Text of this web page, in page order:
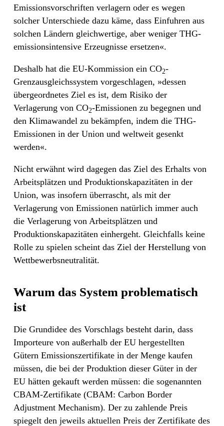
Emissionsvorschriften verlagern oder es wegen
solcher Unterschiede dazu käme, dass Einfuhren aus
solchen Ländern gleichwertige, aber weniger THG-
emissionsintensive Erzeugnisse ersetzen«.
Deshalb hat die EU-Kommission ein CO2-
Grenzausgleichssystem vorgeschlagen, »dessen
übergeordnetes Ziel es ist, dem Risiko der
Verlagerung von CO2-Emissionen zu begegnen und
den Klimawandel zu bekämpfen, indem die THG-
Emissionen in der Union und weltweit gesenkt
werden«.
Nicht erwähnt wird dagegen das Ziel des Erhalts von
Arbeitsplätzen und Produktionskapazitäten in der
Union, was insofern überrascht, als mit der
Verlagerung von Emissionen natürlich immer auch
die Verlagerung von Arbeitsplätzen und
Produktionskapazitäten einhergeht. Gleichfalls keine
Rolle zu spielen scheint das Ziel der Herstellung von
Wettbewerbsneutralität.
Warum das System problematisch
ist
Die Grundidee des Vorschlags besteht darin, dass
Importeure von außerhalb der EU hergestellten
Gütern Emissionszertifikate in der Menge kaufen
müssen, die bei der Produktion dieser Güter in der
EU hätten gekauft werden müssen: die sogenannten
CBAM-Zertifikate (CBAM: Carbon Border
Adjustment Mechanism). Der zu zahlende Preis
spiegelt den jeweils aktuellen Preis der Zertifikate des